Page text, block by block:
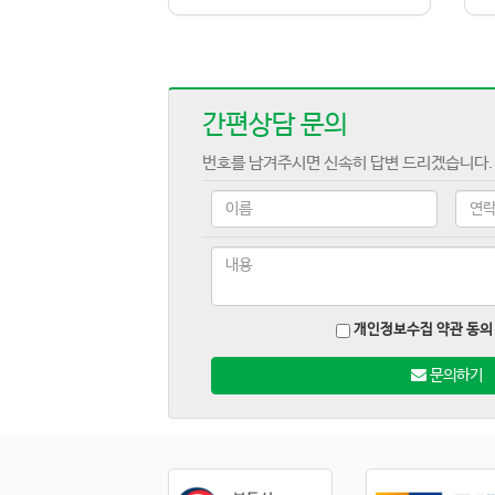
간편상담 문의
번호를 남겨주시면 신속히 답변 드리겠습니다.
개인정보수집 약관 동의
문의하기